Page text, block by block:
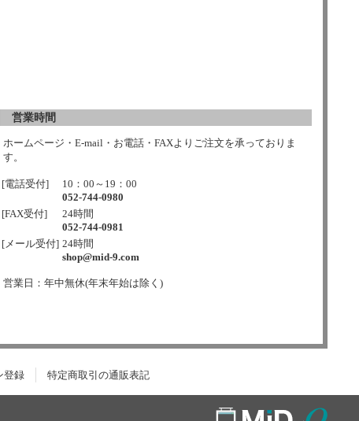
営業時間
ホームページ・E-mail・お電話・FAXよりご注文を承っておりま
す。
[電話受付]
10：00～19：00
052-744-0980
[FAX受付]
24時間
052-744-0981
[メール受付] 24時間
shop@mid-9.com
営業日：年中無休(年末年始は除く)
登録 特定商取引の通販表記